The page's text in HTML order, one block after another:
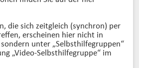
die sich zeitgleich (synchron) per
erscheinen hier nicht in
unter „Selbsthilfegruppen“
„Video-Selbsthilfegruppe“ im